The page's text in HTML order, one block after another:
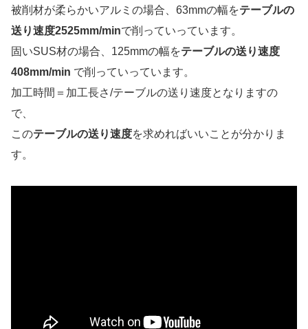
被削材が柔らかいアルミの場合、63mmの幅をテーブルの
送り速度2525mm/minで削っていっています。
固いSUS材の場合、125mmの幅をテーブルの送り速度
408mm/min で削っていっています。
加工時間＝加工長さ/テーブルの送り速度となりますの
で、
このテーブルの送り速度を求めればいいことが分かりま
す。